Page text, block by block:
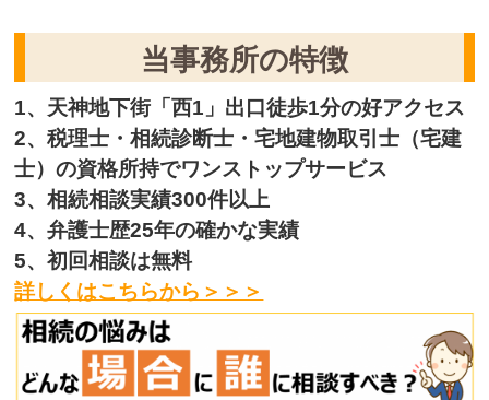
当事務所の特徴
1、天神地下街「西1」出口徒歩1分の好アクセス
2、税理士・相続診断士・宅地建物取引士（宅建
士）の資格所持でワンストップサービス
3、相続相談実績300件以上
4、弁護士歴25年の確かな実績
5、初回相談は無料
詳しくはこちらから＞＞＞